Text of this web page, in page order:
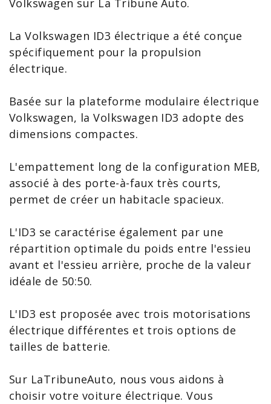
Volkswagen sur La Tribune Auto.
LaVolkswagen ID3 électrique a été conçue
spécifiquement pour la propulsion
électrique.
Basée sur la plateforme modulaire électrique
Volkswagen, la Volkswagen ID3 adopte des
dimensions compactes.
L'empattement long de la configuration MEB,
associé à des porte-à-faux très courts,
permet de créer un habitacle spacieux.
L'ID3 se caractérise également par une
répartition optimale du poids entre l'essieu
avant et l'essieu arrière, proche de la valeur
idéale de 50:50.
L'ID3 est proposée avec trois motorisations
électrique différentes et trois options de
tailles de batterie.
Sur LaTribuneAuto, nous vous aidons à
choisir votre voiture électrique. Vous